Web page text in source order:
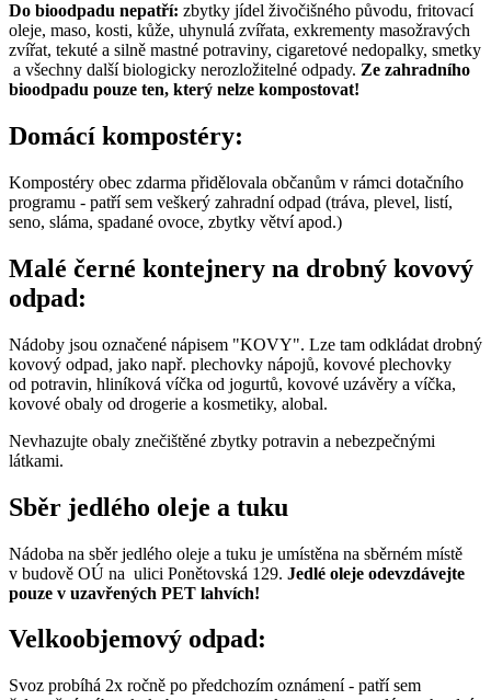
Do bioodpadu nepatří: zbytky jídel živočišného původu, fritovací
oleje, maso, kosti, kůže, uhynulá zvířata, exkrementy masožravých
zvířat, tekuté a silně mastné potraviny, cigaretové nedopalky, smetky
a všechny další biologicky nerozložitelné odpady. Ze zahradního
bioodpadu pouze ten, který nelze kompostovat!
Domácí kompostéry:
Kompostéry obec zdarma přidělovala občanům v rámci dotačního
programu - patří sem veškerý zahradní odpad (tráva, plevel, listí,
seno, sláma, spadané ovoce, zbytky větví apod.)
Malé černé kontejnery na drobný kovový
odpad:
Nádoby jsou označené nápisem "KOVY". Lze tam odkládat drobný
kovový odpad, jako např. plechovky nápojů, kovové plechovky
od potravin, hliníková víčka od jogurtů, kovové uzávěry a víčka,
kovové obaly od drogerie a kosmetiky, alobal.
Nevhazujte obaly znečištěné zbytky potravin a nebezpečnými
látkami.
Sběr jedlého oleje a tuku
Nádoba na sběr jedlého oleje a tuku je umístěna na sběrném místě
v budově OÚ na ulici Ponětovská 129. Jedlé oleje odevzdávejte
pouze v uzavřených PET lahvích!
Velkoobjemový odpad:
Svoz probíhá 2x ročně po předchozím oznámení - patří sem